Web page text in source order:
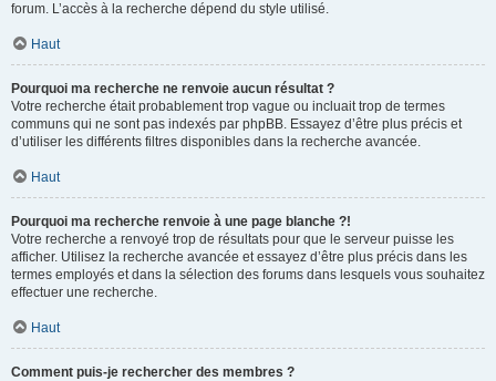
forum. L’accès à la recherche dépend du style utilisé.
Haut
Pourquoi ma recherche ne renvoie aucun résultat ?
Votre recherche était probablement trop vague ou incluait trop de termes
communs qui ne sont pas indexés par phpBB. Essayez d’être plus précis et
d’utiliser les différents filtres disponibles dans la recherche avancée.
Haut
Pourquoi ma recherche renvoie à une page blanche ?!
Votre recherche a renvoyé trop de résultats pour que le serveur puisse les
afficher. Utilisez la recherche avancée et essayez d’être plus précis dans les
termes employés et dans la sélection des forums dans lesquels vous souhaitez
effectuer une recherche.
Haut
Comment puis-je rechercher des membres ?